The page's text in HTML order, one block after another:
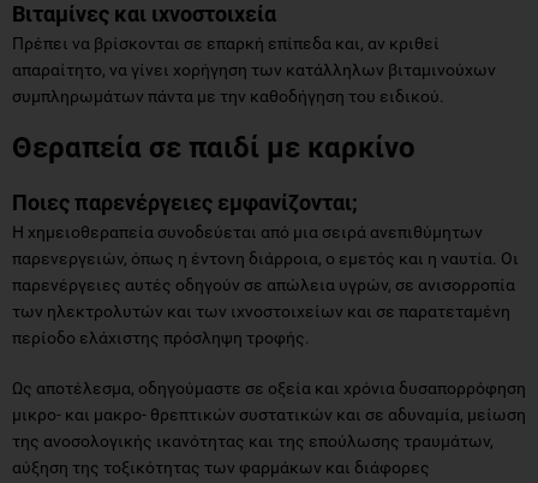
Βιταμίνες και ιχνοστοιχεία
Πρέπει να βρίσκονται σε επαρκή επίπεδα και, αν κριθεί
απαραίτητο, να γίνει χορήγηση των κατάλληλων βιταμινούχων
συμπληρωμάτων πάντα με την καθοδήγηση του ειδικού.
Θεραπεία σε παιδί με καρκίνο
Ποιες παρενέργειες εμφανίζονται;
Η χημειοθεραπεία συνοδεύεται από μια σειρά ανεπιθύμητων
παρενεργειών, όπως η έντονη διάρροια, ο εμετός και η ναυτία. Οι
παρενέργειες αυτές οδηγούν σε απώλεια υγρών, σε ανισορροπία
των ηλεκτρολυτών και των ιχνοστοιχείων και σε παρατεταμένη
περίοδο ελάχιστης πρόσληψη τροφής.
Ως αποτέλεσμα, οδηγούμαστε σε οξεία και χρόνια δυσαπορρόφηση
μικρο- και μακρο- θρεπτικών συστατικών και σε αδυναμία, μείωση
της ανοσολογικής ικανότητας και της επούλωσης τραυμάτων,
αύξηση της τοξικότητας των φαρμάκων και διάφορες